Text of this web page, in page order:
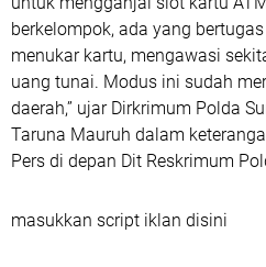
berkelompok, ada yang
menukar kartu, mengawasi
uang tunai. Modus ini sudah
daerah,” ujar Dirkrimum Polda
Taruna Mauruh dalam
Pers di depan Dit Reskrimum
masukkan script iklan disini